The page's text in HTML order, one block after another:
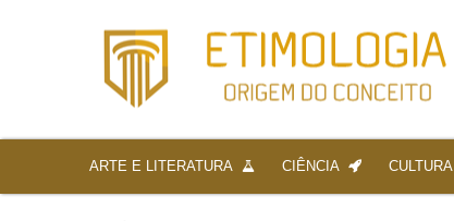
ARTE E LITERATURA CIÊNCIA CULTURA